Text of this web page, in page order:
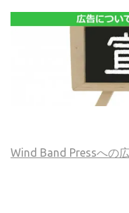
Wind Band Pressへの